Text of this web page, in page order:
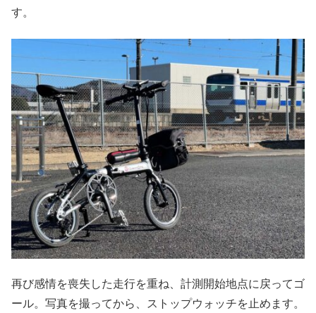
す。
再び感情を喪失した走行を重ね、計測開始地点に戻ってゴ
ール。写真を撮ってから、ストップウォッチを止めます。